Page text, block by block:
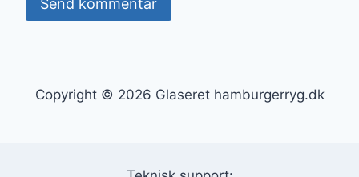
Copyright © 2026 Glaseret hamburgerryg.dk